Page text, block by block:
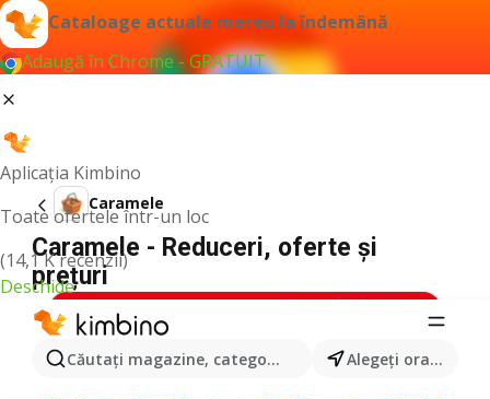
Cataloage actuale mereu la îndemână
Adaugă în Chrome - GRATUIT
Aplicația Kimbino
Toate ofertele într-un loc
(14,1 K recenzii)
Deschide
Căutaţi magazine, categorii, produse... Alegeţi oraşul
Caramele
Caramele - Reduceri, oferte și
prețuri